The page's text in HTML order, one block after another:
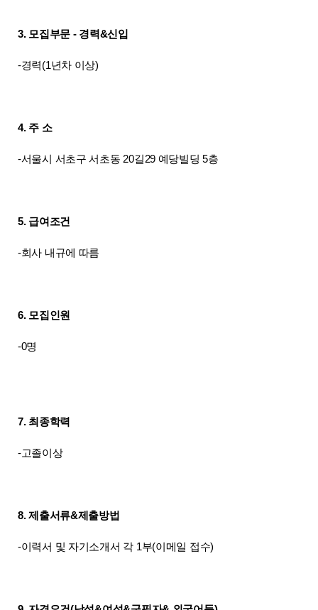
3. 모집부문 - 경력&신입
-경력(1년차 이상)
4. 주 소
-서울시 서초구 서초동 20길29 예당빌딩 5층
5. 급여조건
-회사 내규에 따름
6. 모집인원
-0명
7. 최종학력
-고졸이상
8. 제출서류&제출방법
-이력서 및 자기소개서 각 1부(이메일 접수)